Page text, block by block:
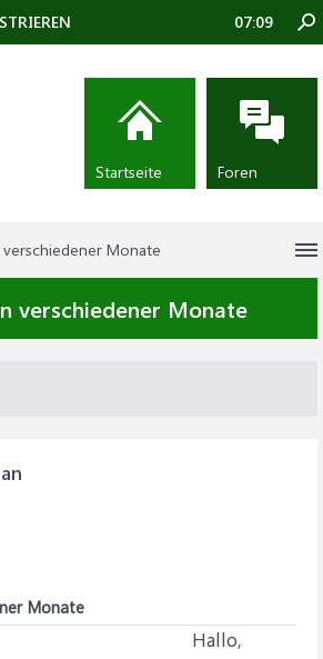
verschiedener Monate
verschiedener Monate
Monate
Hallo,
07:09
Startseite Foren